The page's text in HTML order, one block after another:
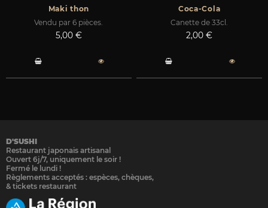
Maki thon
Vendu par 6 pièces.
Prix
5,00 €
Coca-Cola
Canette de 33cl.
Prix
2,00 €
D'SUSHI
Restaurant japonais artisanal
Ouvert 6j/7, uniquement le soir !
Fermé le lundi !
Règlements acceptés : espèces, chèques,
& tickets restaurant